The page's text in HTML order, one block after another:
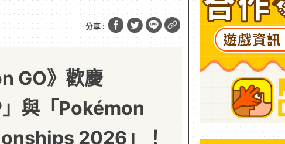
分享 :
GO》歡慶
與「Pokémon
2026」！